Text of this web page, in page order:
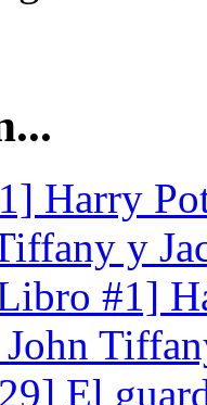
Harry
y
#1]
El